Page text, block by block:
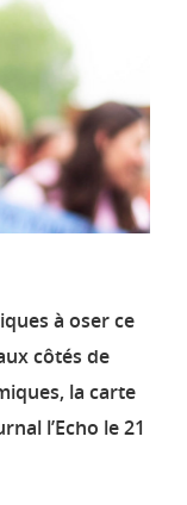
à oser ce
côtés de
la carte
l’Echo le 21